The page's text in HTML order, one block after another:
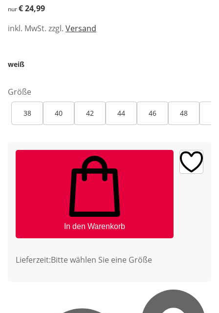
€ 24,99
nur€ 24,99
inkl. MwSt. zzgl. Versand
weiß
Größe
38 40 42 44 46 48
In den Warenkorb
Lieferzeit:Bitte wählen Sie eine Größe